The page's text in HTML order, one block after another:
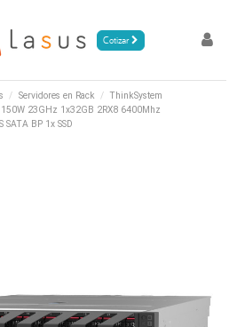
Cotizar
Servidores en Rack
ThinkSystem
23GHz 1x32GB 2RX8 6400Mhz
BP 1x SSD